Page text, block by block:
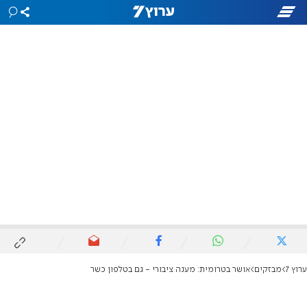
ערוץ 7 מבזקים אושר בטרומית: מענה ציבורי - גם בטלפון כשר